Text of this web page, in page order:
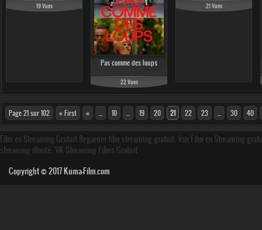
19 Vues
Pas comme des loups
22 Vues
21 Vues
Page 21 sur 102 « First « 10 19 20 21 22 23 30 40
Film en Streaming Gratuit Regarder film streaming gratuit, Voir Film en Streaming
streaming illmité, VK Streaming Films Gratuit
Copyright © 2017Kuma-Film.com